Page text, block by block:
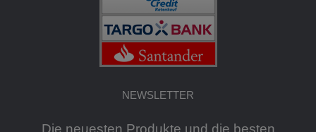
NEWSLETTER
Die neuesten Produkte und die besten